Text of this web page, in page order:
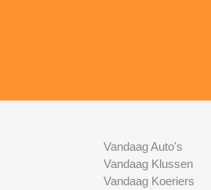
Vandaag Auto's
Vandaag Klussen
Vandaag Koeriers